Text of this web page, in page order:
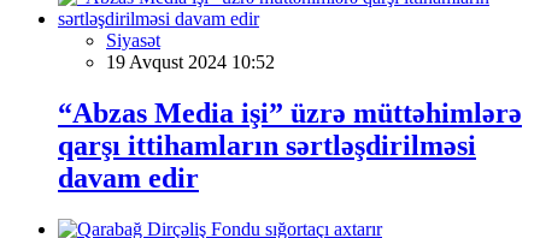
Siyasət
19 Avqust 2024 10:52
“Abzas Media işi” üzrə müttəhimlərə
qarşı ittihamların sərtləşdirilməsi
davam edir